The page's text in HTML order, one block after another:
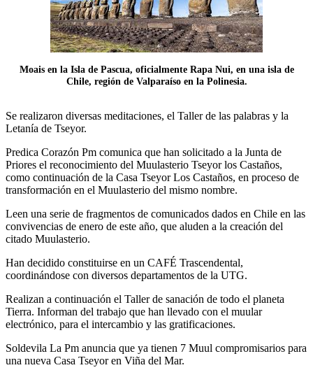
Moais en la Isla de Pascua, oficialmente Rapa Nui, en una isla de
Chile, región de Valparaíso en la Polinesia.
Se realizaron diversas meditaciones, el Taller de las palabras y la
Letanía de Tseyor.
Predica Corazón Pm comunica que han solicitado a la Junta de
Priores el reconocimiento del Muulasterio Tseyor los Castaños,
como continuación de la Casa Tseyor Los Castaños, en proceso de
transformación en el Muulasterio del mismo nombre.
Leen una serie de fragmentos de comunicados dados en Chile en las
convivencias de enero de este año, que aluden a la creación del
citado Muulasterio.
Han decidido constituirse en un CAFÉ Trascendental,
coordinándose con diversos departamentos de la UTG.
Realizan a continuación el Taller de sanación de todo el planeta
Tierra. Informan del trabajo que han llevado con el muular
electrónico, para el intercambio y las gratificaciones.
Soldevila La Pm anuncia que ya tienen 7 Muul compromisarios para
una nueva Casa Tseyor en Viña del Mar.